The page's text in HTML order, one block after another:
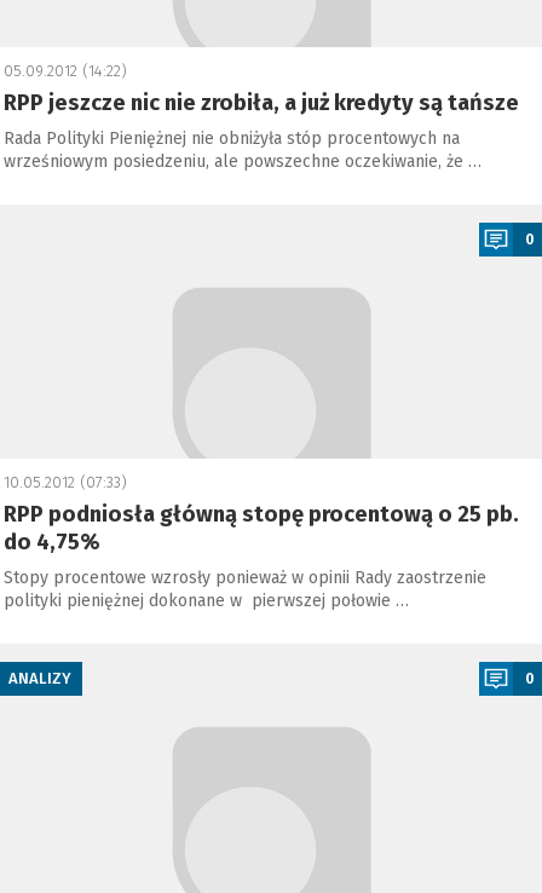
05.09.2012 (14:22)
RPP jeszcze nic nie zrobiła, a już kredyty są tańsze
Rada Polityki Pieniężnej nie obniżyła stóp procentowych na
wrześniowym posiedzeniu, ale powszechne oczekiwanie, że …
0
10.05.2012 (07:33)
RPP podniosła główną stopę procentową o 25 pb.
do 4,75%
Stopy procentowe wzrosły ponieważ w opinii Rady zaostrzenie
polityki pieniężnej dokonane w pierwszej połowie …
ANALIZY 0